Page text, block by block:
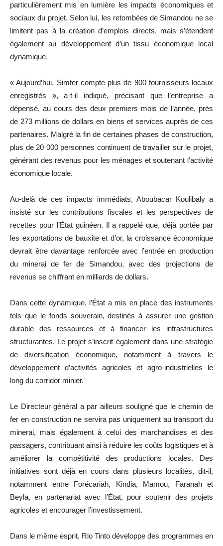
particulièrement mis en lumière les impacts économiques et
sociaux du projet. Selon lui, les retombées de Simandou ne se
limitent pas à la création d’emplois directs, mais s’étendent
également au développement d’un tissu économique local
dynamique.
« Aujourd’hui, Simfer compte plus de 900 fournisseurs locaux
enregistrés », a-t-il indiqué, précisant que l’entreprise a
dépensé, au cours des deux premiers mois de l’année, près
de 273 millions de dollars en biens et services auprès de ces
partenaires. Malgré la fin de certaines phases de construction,
plus de 20 000 personnes continuent de travailler sur le projet,
générant des revenus pour les ménages et soutenant l’activité
économique locale.
Au-delà de ces impacts immédiats, Aboubacar Koulibaly a
insisté sur les contributions fiscales et les perspectives de
recettes pour l’État guinéen. Il a rappelé que, déjà portée par
les exportations de bauxite et d’or, la croissance économique
devrait être davantage renforcée avec l’entrée en production
du minerai de fer de Simandou, avec des projections de
revenus se chiffrant en milliards de dollars.
Dans cette dynamique, l’État a mis en place des instruments
tels que le fonds souverain, destinés à assurer une gestion
durable des ressources et à financer les infrastructures
structurantes. Le projet s’inscrit également dans une stratégie
de diversification économique, notamment à travers le
développement d’activités agricoles et agro-industrielles le
long du corridor minier.
Le Directeur général a par ailleurs souligné que le chemin de
fer en construction ne servira pas uniquement au transport du
minerai, mais également à celui des marchandises et des
passagers, contribuant ainsi à réduire les coûts logistiques et à
améliorer la compétitivité des productions locales. Des
initiatives sont déjà en cours dans plusieurs localités, dit-il,
notamment entre Forécariah, Kindia, Mamou, Faranah et
Beyla, en partenariat avec l’État, pour soutenir des projets
agricoles et encourager l’investissement.
Dans le même esprit, Rio Tinto développe des programmes en